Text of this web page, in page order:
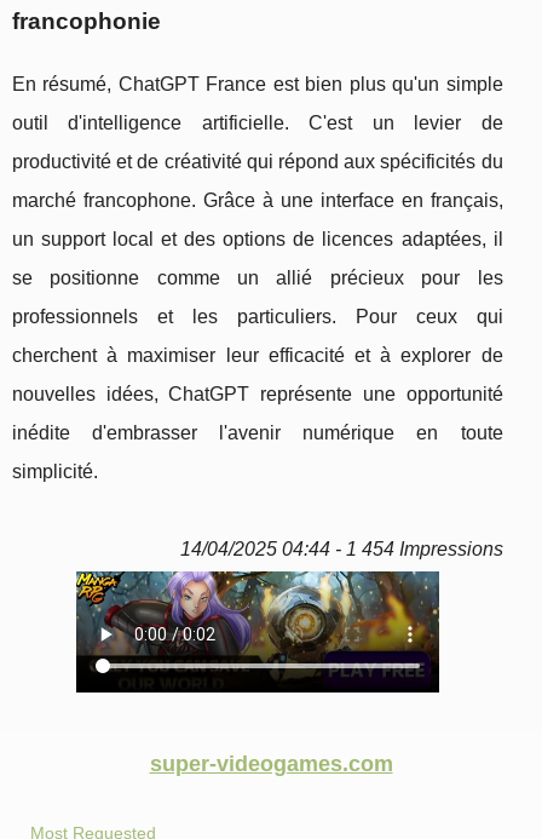
francophonie
En résumé, ChatGPT France est bien plus qu'un simple
outil d'intelligence artificielle. C'est un levier de
productivité et de créativité qui répond aux spécificités du
marché francophone. Grâce à une interface en français,
un support local et des options de licences adaptées, il
se positionne comme un allié précieux pour les
professionnels et les particuliers. Pour ceux qui
cherchent à maximiser leur efficacité et à explorer de
nouvelles idées, ChatGPT représente une opportunité
inédite d'embrasser l'avenir numérique en toute
simplicité.
14/04/2025 04:44 - 1 454 Impressions
super-videogames.com
Most Requested